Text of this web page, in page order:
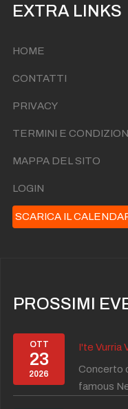
EXTRA LINKS
HOME
CONTATTI
PRIVACY
TERMINI E
MAPPA DEL SITO
LOGIN
SCARICA IL
PROSSIMI
OTT
23
2026
I'te Vurria
Concerto
famous